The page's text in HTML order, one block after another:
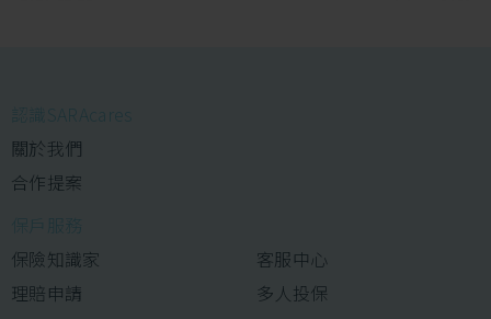
認識SARAcares
關於我們
合作提案
保戶服務
保險知識家
理賠申請
客服中心
多人投保